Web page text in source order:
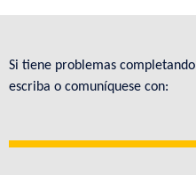
Si tiene problemas
escriba o comuníquese con: